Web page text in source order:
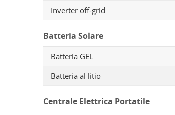
Inverter off-grid
Batteria Solare
Batteria GEL
Batteria al litio
Centrale Elettrica Portatile